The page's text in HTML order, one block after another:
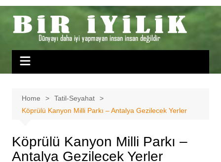
Home
Tatil-Seyahat
Köprülü Kanyon Milli Parkı – Antalya Gezilecek Yerler
Köprülü Kanyon Milli Parkı –
Antalya Gezilecek Yerler